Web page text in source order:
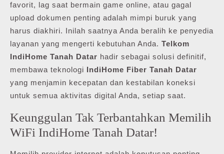
favorit, lag saat bermain game online, atau gagal
upload dokumen penting adalah mimpi buruk yang
harus diakhiri. Inilah saatnya Anda beralih ke penyedia
layanan yang mengerti kebutuhan Anda. Telkom
IndiHome Tanah Datar hadir sebagai solusi definitif,
membawa teknologi
IndiHome Fiber Tanah Datar
yang menjamin kecepatan dan kestabilan koneksi
untuk semua aktivitas digital Anda, setiap saat.
Keunggulan Tak Terbantahkan Memilih
WiFi IndiHome Tanah Datar!